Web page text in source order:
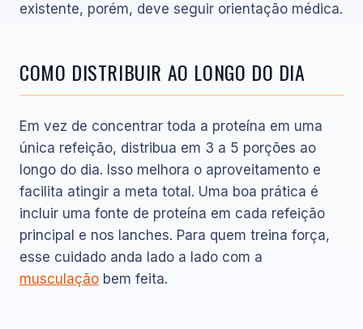
existente, porém, deve seguir orientação médica.
COMO DISTRIBUIR AO LONGO DO DIA
Em vez de concentrar toda a proteína em uma
única refeição, distribua em 3 a 5 porções ao
longo do dia. Isso melhora o aproveitamento e
facilita atingir a meta total. Uma boa prática é
incluir uma fonte de proteína em cada refeição
principal e nos lanches. Para quem treina força,
esse cuidado anda lado a lado com a
musculação bem feita.